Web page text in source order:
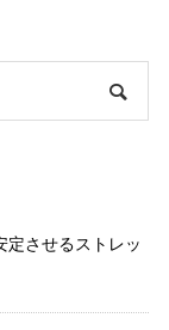
定させるストレッ